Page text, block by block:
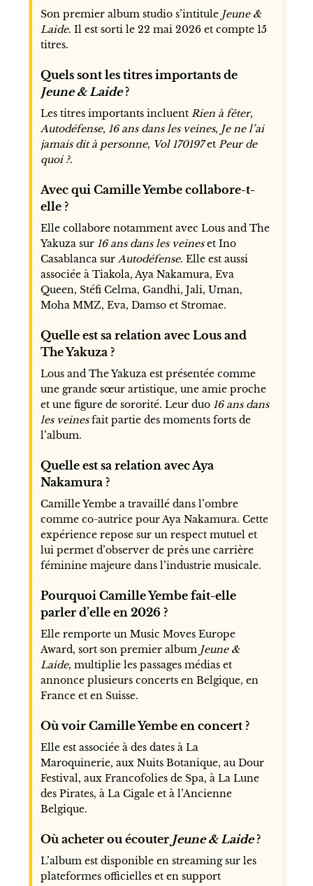
Son premier album studio s’intitule Jeune &
Laide. Il est sorti le 22 mai 2026 et compte 15
titres.
Quels sont les titres importants de
Jeune & Laide?
Les titres importants incluent Rien à fêter,
Autodéfense, 16 ans dans les veines, Je ne l’ai
jamais dit à personne, Vol 170197et Peur de
quoi ?.
Avec qui Camille Yembe collabore-t-
elle ?
Elle collabore notamment avec Lous and The
Yakuza sur 16 ans dans les veineset Ino
Casablanca sur Autodéfense. Elle est aussi
associée à Tiakola, Aya Nakamura, Eva
Queen, Stéfi Celma, Gandhi, Jali, Uman,
Moha MMZ, Eva, Damso et Stromae.
Quelle est sa relation avec Lous and
The Yakuza ?
Lous and The Yakuza est présentée comme
une grande sœur artistique, une amie proche
et une figure de sororité. Leur duo 16 ans dans
les veinesfait partie des moments forts de
l’album.
Quelle est sa relation avec Aya
Nakamura ?
Camille Yembe a travaillé dans l’ombre
comme co-autrice pour Aya Nakamura. Cette
expérience repose sur un respect mutuel et
lui permet d’observer de près une carrière
féminine majeure dans l’industrie musicale.
Pourquoi Camille Yembe fait-elle
parler d’elle en 2026 ?
Elle remporte un Music Moves Europe
Award, sort son premier album Jeune &
Laide, multiplie les passages médias et
annonce plusieurs concerts en Belgique, en
France et en Suisse.
Où voir Camille Yembe en concert ?
Elle est associée à des dates à La
Maroquinerie, aux Nuits Botanique, au Dour
Festival, aux Francofolies de Spa, à La Lune
des Pirates, à La Cigale et à l’Ancienne
Belgique.
Où acheter ou écouter Jeune & Laide?
L’album est disponible en streaming sur les
plateformes officielles et en support